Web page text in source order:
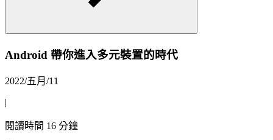
Android 帶你進入多元裝置的時代
2022/五月/11
|
閱讀時間 16 分鐘